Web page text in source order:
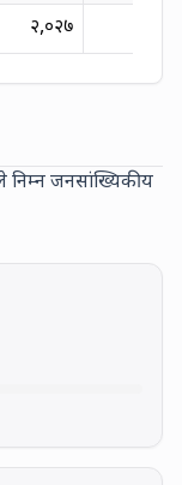
२,०२७
निम्न जनसांख्यिकीय
POPULATION (0-14